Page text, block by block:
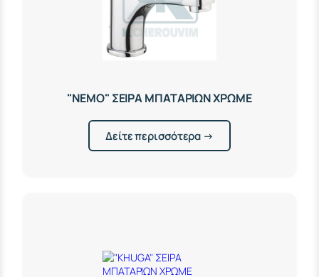
"NEMO" ΣΕΙΡΑ ΜΠΑΤΑΡΙΩΝ ΧΡΩΜΕ
Δείτε περισσότερα →